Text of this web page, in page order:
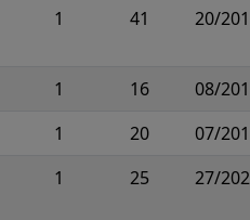
1 41 20/
1 16
08/
1 20
07/
1 25 27/